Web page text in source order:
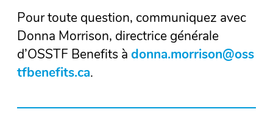
Pour toute question, communiquez avec
Donna Morrison, directrice générale
d’OSSTF Benefits à donna.morrison@oss
tfbenefits.ca.